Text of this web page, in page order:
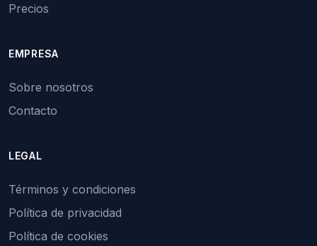
Precios
EMPRESA
Sobre nosotros
Contacto
LEGAL
Términos y condiciones
Política de privacidad
Política de cookies